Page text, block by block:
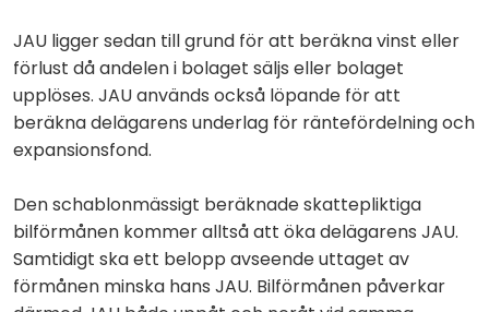
JAU ligger sedan till grund för att beräkna vinst eller
förlust då andelen i bolaget säljs eller bolaget
upplöses. JAU används också löpande för att
beräkna delägarens underlag för räntefördelning och
expansionsfond.
Den schablonmässigt beräknade skattepliktiga
bilförmånen kommer alltså att öka delägarens JAU.
Samtidigt ska ett belopp avseende uttaget av
förmånen minska hans JAU. Bilförmånen påverkar